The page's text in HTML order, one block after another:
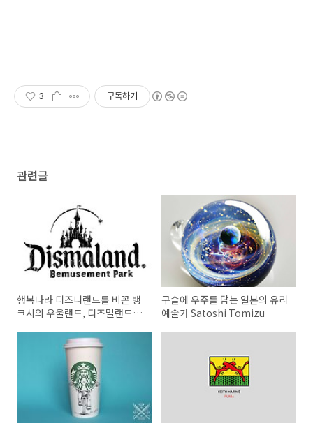
3 구독하기
관련글
행복나라 디즈니랜드를 비꼰 뱅
크시의 우울랜드, 디즈멀랜드
구슬에 우주를 담는 일본의 유리
예술가 Satoshi Tomizu